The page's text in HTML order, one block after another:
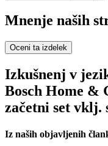
Mnenje naših
Oceni ta izdelek
Izkušnenj v
Bosch Home &
začetni set vklj.
Iz naših objavljenih